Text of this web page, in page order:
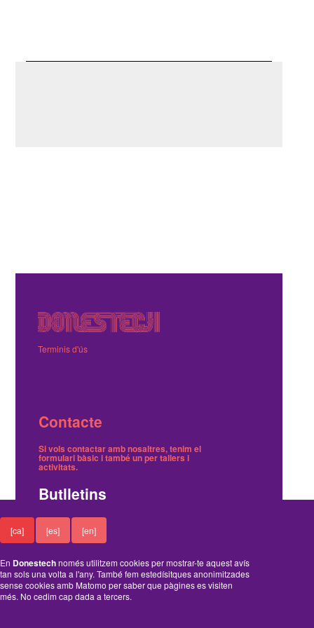
[ca] [es] [en]
En Donestechnomés utilitzem cookies per mostrar-te aquest avís
tan sols una volta a l'any. També fem estedísitques anonimitzades
sense cookies amb Matomo per saber que pàgines es visiten
més. No cedim cap dada a tercers.
Terminis d'ús
Contacte
Si vols contactar amb nosaltres, tenim el
formulari bàsic i tambéun per tallers i
activitats.
Butlletins
Tenim dos butlletins, un trimestral de notícies i
un on avisem dels tallers gratuïts.
inscriure't o cancel·lar-ne la subscripció
Funciona amb el Drupal